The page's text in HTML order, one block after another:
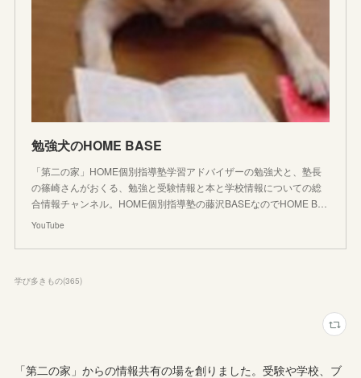
勉強犬のHOME BASE
「第二の家」HOME個別指導塾学習アドバイザーの勉強犬と、塾長
の篠崎さんがおくる、勉強と受験情報と本と学校情報についての総
合情報チャンネル。HOME個別指導塾の藤沢BASEなのでHOME B…
YouTube
学び多きもの(365)
「第二の家」からの情報共有の場を創りました。受験や学校、ブ